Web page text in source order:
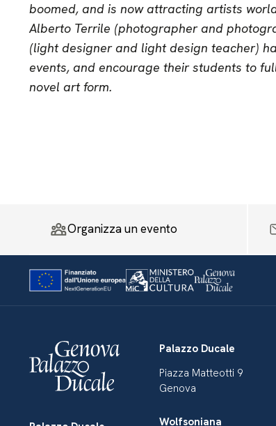
boomed, and is now attracting artists
Alberto Terrile (photographer and
(light designer and light design teacher)
events, and encourage their students to
novel art form.
Organizza un evento
Palazzo Ducale
Piazza Matteotti 9
Genova
Wolfsoniana